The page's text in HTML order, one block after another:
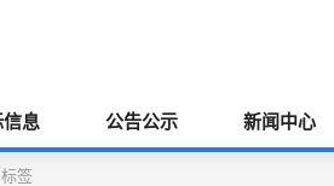
息 公告公示 新闻中心
签